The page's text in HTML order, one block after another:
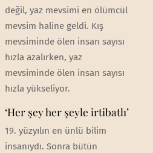
değil, yaz mevsimi en ölümcül
mevsim haline geldi. Kış
mevsiminde ölen insan sayısı
hızla azalırken, yaz
mevsiminde ölen insan sayısı
hızla yükseliyor.
‘Her şey her şeyle irtibatlı’
19. yüzyılın en ünlü bilim
insanıydı. Sonra bütün